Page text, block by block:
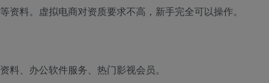
料。虚拟电商对资质要求不高，新手完全可以操作。
、办公软件服务、热门影视会员。